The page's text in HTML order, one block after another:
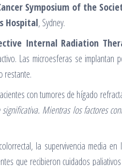
Symposium of the
Hospital, Sydney.
Internal Radiation
Las microesferas se
restante.
con tumores de hígado
Mientras los factores
la supervivencia media
que recibieron cuidados